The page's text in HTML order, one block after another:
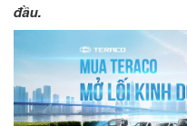
đầu.